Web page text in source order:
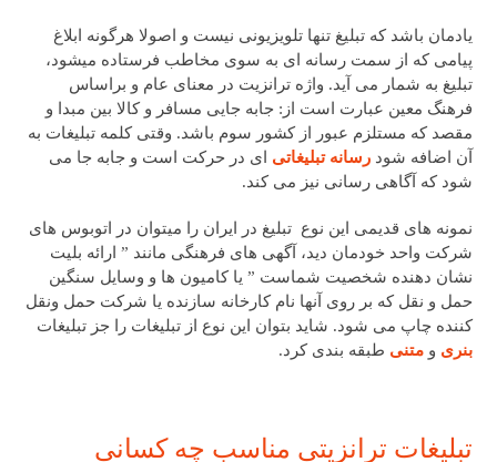
یادمان باشد که تبلیغ تنها تلویزیونی نیست و اصولا هرگونه ابلاغ
پیامی که از سمت رسانه ای به سوی مخاطب فرستاده میشود،
تبلیغ به شمار می آید. واژه ترانزیت در معنای عام و براساس
فرهنگ معین عبارت است از: جابه جایی مسافر و کالا بین مبدا و
مقصد که مستلزم عبور از کشور سوم باشد. وقتی کلمه تبلیغات به
آن اضافه شودرسانه تبلیغاتی ای در حرکت است و جابه جا می
شود که آگاهی رسانی نیز می کند.
نمونه های قدیمی این نوع تبلیغ در ایران را میتوان در اتوبوس های
شرکت واحد خودمان دید، آگهی های فرهنگی مانند ” ارائه بلیت
نشان دهنده شخصیت شماست ” یا کامیون ها و وسایل سنگین
حمل و نقل که بر روی آنها نام کارخانه سازنده یا شرکت حمل ونقل
کننده چاپ می شود. شاید بتوان این نوع از تبلیغات را جز تبلیغات
بنری ومتنی طبقه بندی کرد.
تبلیغات ترانزیتی مناسب چه کسانی